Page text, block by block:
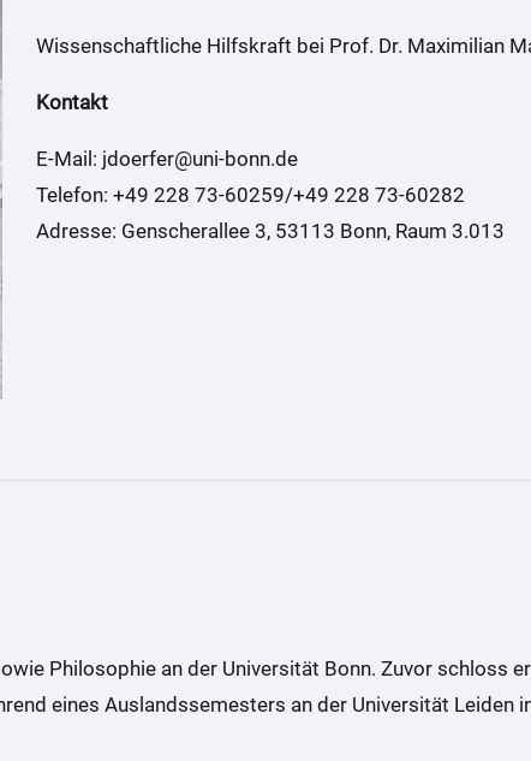
Wissenschaftliche Hilfskraft bei Prof. Dr. Maximilian
Kontakt
E-Mail: jdoerfer@uni-bonn.de
Telefon: +49 228 73-60259/+49 228 73-60282
Adresse: Genscherallee 3, 53113 Bonn, Raum 3.013
Philosophie an der Universität Bonn. Zuvor schloss
eines Auslandssemesters an der Universität Leiden